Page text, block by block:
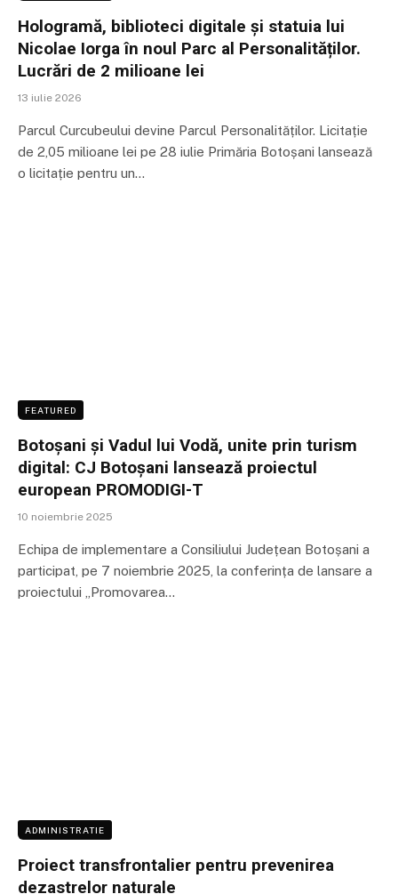
Hologramă, biblioteci digitale și statuia lui
Nicolae Iorga în noul Parc al Personalităților.
Lucrări de 2 milioane lei
13 iulie 2026
Parcul Curcubeului devine Parcul Personalităților. Licitație
de 2,05 milioane lei pe 28 iulie Primăria Botoșani lansează
o licitație pentru un…
FEATURED
Botoșani și Vadul lui Vodă, unite prin turism
digital: CJ Botoșani lansează proiectul
european PROMODIGI-T
10 noiembrie 2025
Echipa de implementare a Consiliului Județean Botoșani a
participat, pe 7 noiembrie 2025, la conferința de lansare a
proiectului „Promovarea…
ADMINISTRATIE
Proiect transfrontalier pentru prevenirea
dezastrelor naturale